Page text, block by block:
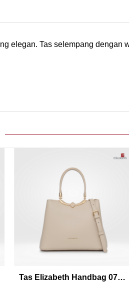
elegan. Tas selempang dengan
Add to wishlist
Tas Elizabeth Handbag 0706-1211